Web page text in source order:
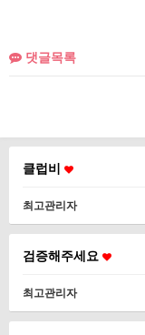
댓글목록
클럽비
최고관리자
검증해주세요
최고관리자